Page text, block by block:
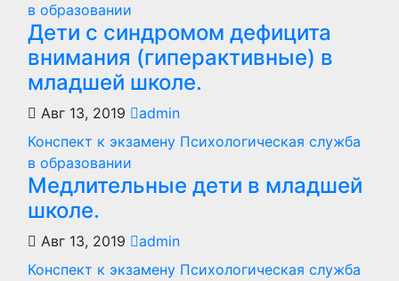
в образовании
Дети с синдромом дефицита
внимания (гиперактивные) в
младшей школе.
Авг 13, 2019
admin
Конспект к экзамену Психологическая служба
в образовании
Медлительные дети в младшей
школе.
Авг 13, 2019
admin
Конспект к экзамену Психологическая служба